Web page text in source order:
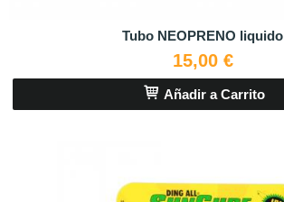
Tubo NEOPRENO liquido
15,00 €
Añadir a Carrito